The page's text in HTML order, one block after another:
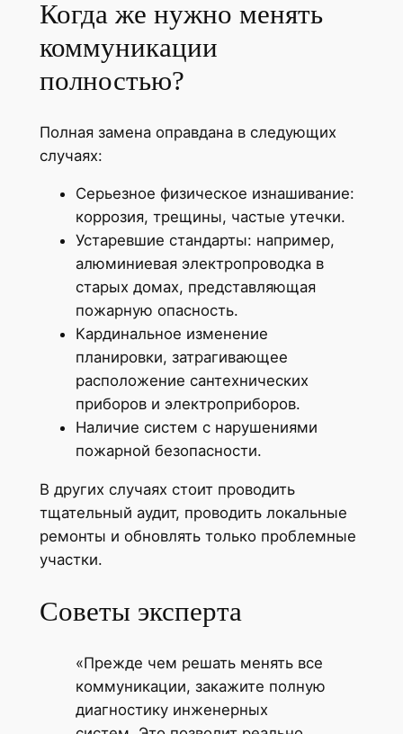
Когда же нужно менять
коммуникации
полностью?
Полная замена оправдана в следующих
случаях:
Серьезное физическое изнашивание:
коррозия, трещины, частые утечки.
Устаревшие стандарты: например,
алюминиевая электропроводка в
старых домах, представляющая
пожарную опасность.
Кардинальное изменение
планировки, затрагивающее
расположение сантехнических
приборов и электроприборов.
Наличие систем с нарушениями
пожарной безопасности.
В других случаях стоит проводить
тщательный аудит, проводить локальные
ремонты и обновлять только проблемные
участки.
Советы эксперта
«Прежде чем решать менять все
коммуникации, закажите полную
диагностику инженерных